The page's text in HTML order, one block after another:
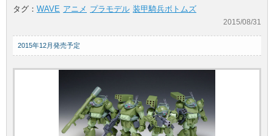
タグ： WAVE アニメ プラモデル 装甲騎兵ボトムズ
2015/08/31
2015年12月発売予定